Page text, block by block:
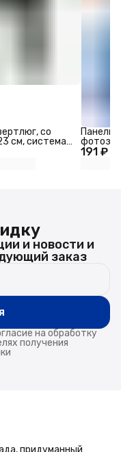
со
см, система
191 ₽
Панель
30×30
и новости и
заказ
на обработку
получения